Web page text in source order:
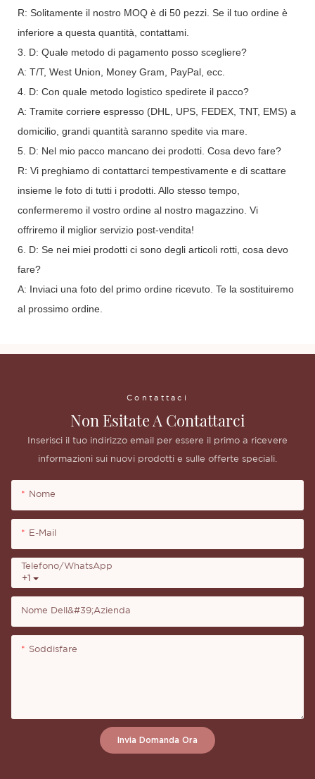
R: Solitamente il nostro MOQ è di 50 pezzi. Se il tuo ordine è
inferiore a questa quantità, contattami.
3. D: Quale metodo di pagamento posso scegliere?
A: T/T, West Union, Money Gram, PayPal, ecc.
4. D: Con quale metodo logistico spedirete il pacco?
A: Tramite corriere espresso (DHL, UPS, FEDEX, TNT, EMS) a
domicilio, grandi quantità saranno spedite via mare.
5. D: Nel mio pacco mancano dei prodotti. Cosa devo fare?
R: Vi preghiamo di contattarci tempestivamente e di scattare
insieme le foto di tutti i prodotti. Allo stesso tempo,
confermeremo il vostro ordine al nostro magazzino. Vi
offriremo il miglior servizio post-vendita!
6. D: Se nei miei prodotti ci sono degli articoli rotti, cosa devo
fare?
A: Inviaci una foto del primo ordine ricevuto. Te la sostituiremo
al prossimo ordine.
Contattaci
Non Esitate A Contattarci
Inserisci il tuo indirizzo email per essere il primo a ricevere
informazioni sui nuovi prodotti e sulle offerte speciali.
Nome
E-Mail
+1
Telefono/WhatsApp
Nome Dell&#39;azienda
Soddisfare
Invia Domanda Ora